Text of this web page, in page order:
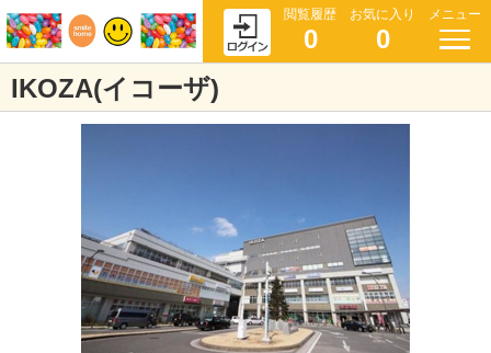
閲覧履歴
0
お気に入り
0
メニュー
IKOZA(イコーザ)